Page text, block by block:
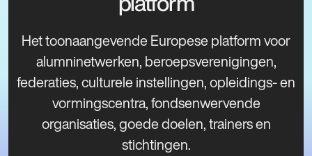
Het toonaangevende Europese platform voor
alumninetwerken, beroepsverenigingen,
federaties, culturele instellingen, opleidings- en
vormingscentra, fondsenwervende
organisaties, goede doelen, trainers en
stichtingen.